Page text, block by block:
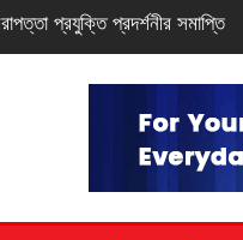
সিরিজ স্মার্টফোন